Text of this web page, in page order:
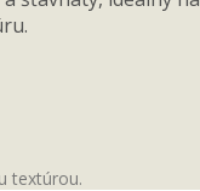
textúrou.